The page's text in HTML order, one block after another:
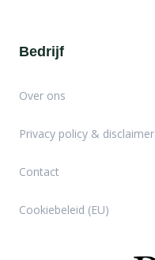
Bedrijf
Over ons
Privacy policy & disclaimer
Contact
Cookiebeleid (EU)